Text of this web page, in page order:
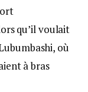
qu’il voulait
où
à bras